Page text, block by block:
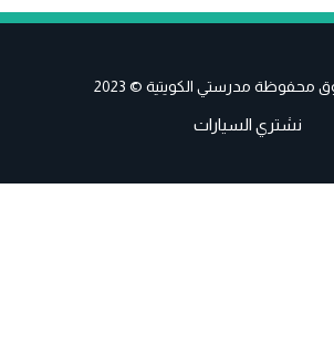
محفوظة مدرستي الكويتية © 2023
نشتري السيارات